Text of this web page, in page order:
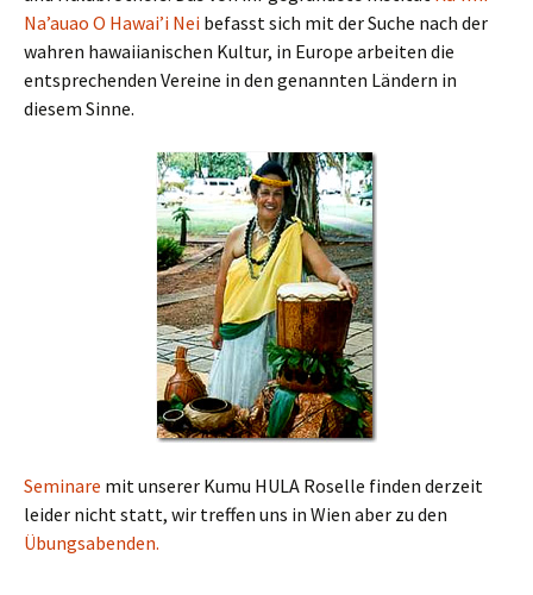
Na’auao O Hawai’i Nei befasst sich mit der Suche nach der
wahren hawaiianischen Kultur, in Europe arbeiten die
entsprechenden Vereine in den genannten Ländern in
diesem Sinne.
Seminare mit unserer Kumu HULA Roselle finden derzeit
leider nicht statt, wir treffen uns in Wien aber zu den
Übungsabenden.